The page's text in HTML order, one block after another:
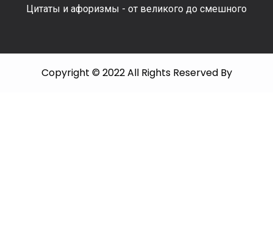
Цитаты и афоризмы - от великого до смешного
Copyright © 2022 All Rights Reserved By